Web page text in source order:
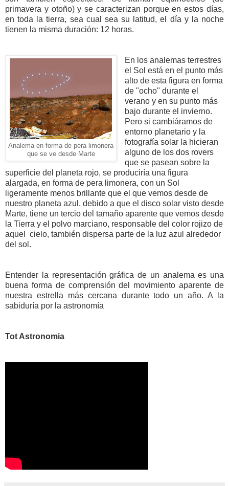
primavera y otoño) y se caracterizan porque en estos días,
en toda la tierra, sea cual sea su latitud, el día y la noche
tienen la misma duración: 12 horas.
Analema en forma de pera limonera
que se ve desde Marte
En los analemas terrestres
el Sol está en el punto más
alto de esta figura en forma
de "ocho" durante el
verano y en su punto más
bajo durante el invierno.
Pero si cambiáramos de
entorno planetario y la
fotografía solar la hicieran
alguno de los dos rovers
que se pasean sobre la
superficie del planeta rojo, se produciría una figura
alargada, en forma de pera limonera, con un Sol
ligeramente menos brillante que el que vemos desde de
nuestro planeta azul, debido a que el disco solar visto desde
Marte, tiene un tercio del tamaño aparente que vemos desde
la Tierra y el polvo marciano, responsable del color rojizo de
aquel
cielo, también dispersa parte de la luz azul alrededor
del sol.
Entender la representación gráfica de un analema es una
buena forma de comprensión del movimiento aparente de
nuestra estrella más cercana durante todo un año. A la
sabiduría por la astronomía
Tot Astronomia